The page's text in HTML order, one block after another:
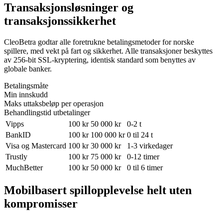
Transaksjonsløsninger og
transaksjonssikkerhet
CleoBetra godtar alle foretrukne betalingsmetoder for norske
spillere, med vekt på fart og sikkerhet. Alle transaksjoner beskyttes
av 256-bit SSL-kryptering, identisk standard som benyttes av
globale banker.
Betalingsmåte
Min innskudd
Maks uttaksbeløp per operasjon
Behandlingstid utbetalinger
Vipps
100 kr 50 000 kr
0-2 t
BankID
100 kr 100 000 kr 0 til 24 t
Visa og Mastercard 100 kr 30 000 kr
1-3 virkedager
Trustly
100 kr 75 000 kr
0-12 timer
MuchBetter
100 kr 50 000 kr 0 til 6 timer
Mobilbasert spillopplevelse helt uten
kompromisser